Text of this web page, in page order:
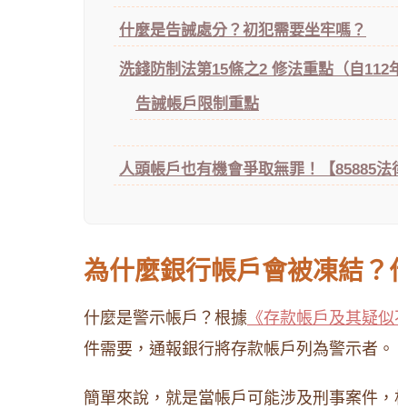
什麼是告誡處分？初犯需要坐牢嗎？
洗錢防制法第15條之2 修法重點（自112
告誡帳戶限制重點
人頭帳戶也有機會爭取無罪！【85885
為什麼銀行帳戶會被凍結
什麼是警示帳戶？根據 《存款帳戶及其疑
件需要，通報銀行將存款帳戶列為警示者。
簡單來說，就是當帳戶可能涉及刑事案件